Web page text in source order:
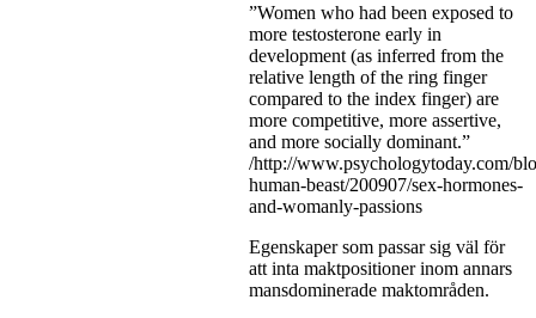
”Women who had been exposed to
more testosterone early in
development (as inferred from the
relative length of the ring finger
compared to the index finger) are
more competitive, more assertive,
and more socially dominant.”
/http://www.psychologytoday.com/
human-beast/200907/sex-hormones-
and-womanly-passions
Egenskaper som passar sig väl för
att inta maktpositioner inom annars
mansdominerade maktområden.